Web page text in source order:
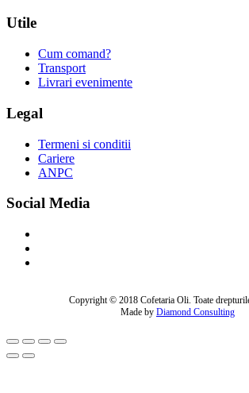
Utile
Cum comand?
Transport
Livrari evenimente
Legal
Termeni si conditii
Cariere
ANPC
Social Media
Copyright © 2018 Cofetaria Oli. Toate
Made by Diamond Consulting